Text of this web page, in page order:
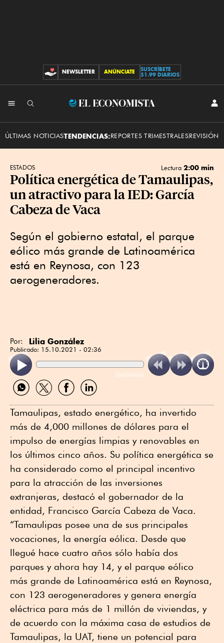
CONTRIBUCIONES
NEWSLETTER ANÚNCIATE
SUSCRÍBETE
$1.99 DIARIOS
El
ÚLTIMAS NOTICIASTENDENCIAS:REPORTES TRIMESTRALESREVISIÓN
ESTADOS Lectura 2:00 min
Política energética de Tamaulipas,
un atractivo para la IED: García
Cabeza de Vaca
Según el gobierno estatal, el parque
eólico más grande de Latinoamérica
está en Reynosa, con 123
aerogeneradores.
Por: Lilia González
Publicado: 15.10.2021 - 02:36
ReadSpeaker
Compartir
por
Compartir
por
Compartir
por
Compartir
por
Tamaulipas, estado energético, ha invertido
más de 4,000 millones de dólares para el
impulso de energías limpias y renovables en
los últimos cinco años. Su política energética se
ha considerado como el principal incentivo
para la atracción de las inversiones
extranjeras, destacó el gobernador de la
entidad, Francisco García Cabeza de Vaca.
“Tamaulipas posee una de sus principales
vocaciones, la energía eólica. Desde que
llegué hace cuatro años sólo había dos
parques y ahora hay 14, y el parque eólico
más grande de Latinoamérica está en Reynosa,
con 123 aerogeneradores y genera energía
eléctrica para más de 1 millón de viviendas, y
de acuerdo con la máxima casa de estudios de
Tamaulipas, la UAT, tiene un potencial para